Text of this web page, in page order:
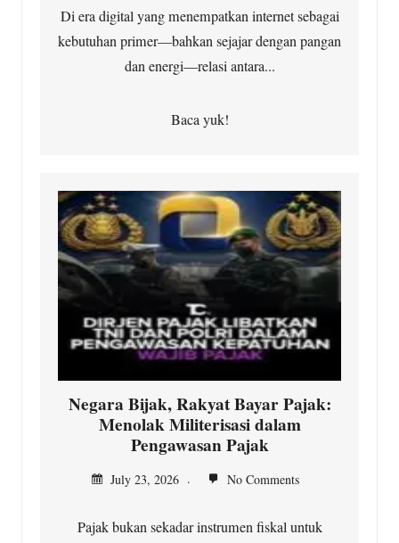
Di era digital yang menempatkan internet sebagai
kebutuhan primer—bahkan sejajar dengan pangan
dan energi—relasi antara...
Baca yuk!
Negara Bijak, Rakyat Bayar Pajak:
Menolak Militerisasi dalam
Pengawasan Pajak
July 23, 2026 No Comments
Pajak bukan sekadar instrumen fiskal untuk